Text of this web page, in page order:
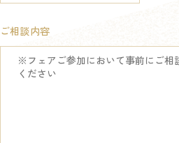
ご相談内容